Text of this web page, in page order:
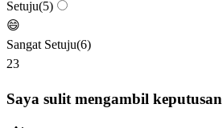
Setuju(5)
😄
Sangat Setuju(6)
23
Saya sulit mengambil keputusan